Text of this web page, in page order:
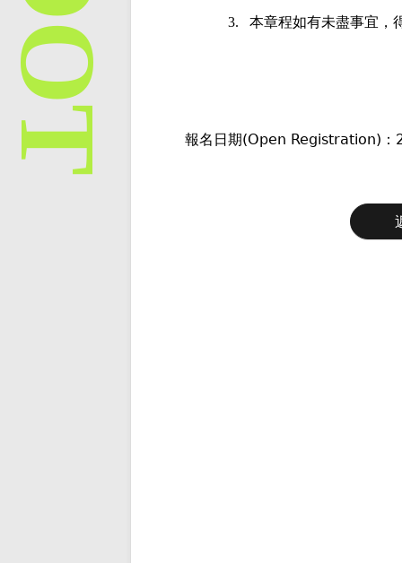
3. 本章程如有未盡事宜，
報名日期(Open Registration)：